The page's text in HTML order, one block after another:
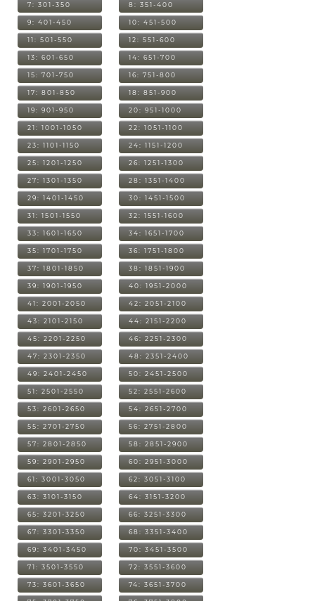
7: 301-350 8: 351-400
9: 401-450 10: 451-500
11: 501-550 12: 551-600
13: 601-650 14: 651-700
15: 701-750 16: 751-800
17: 801-850 18: 851-900
19: 901-950 20: 951-1000
21: 1001-1050 22: 1051-1100
23: 1101-1150 24: 1151-1200
25: 1201-1250 26: 1251-1300
27: 1301-1350 28: 1351-1400
29: 1401-1450 30: 1451-1500
31: 1501-1550 32: 1551-1600
33: 1601-1650 34: 1651-1700
35: 1701-1750 36: 1751-1800
37: 1801-1850 38: 1851-1900
39: 1901-1950 40: 1951-2000
41: 2001-2050 42: 2051-2100
43: 2101-2150 44: 2151-2200
45: 2201-2250 46: 2251-2300
47: 2301-2350 48: 2351-2400
49: 2401-2450 50: 2451-2500
51: 2501-2550 52: 2551-2600
53: 2601-2650 54: 2651-2700
55: 2701-2750 56: 2751-2800
57: 2801-2850 58: 2851-2900
59: 2901-2950 60: 2951-3000
61: 3001-3050 62: 3051-3100
63: 3101-3150 64: 3151-3200
65: 3201-3250 66: 3251-3300
67: 3301-3350 68: 3351-3400
69: 3401-3450 70: 3451-3500
71: 3501-3550 72: 3551-3600
73: 3601-3650 74: 3651-3700